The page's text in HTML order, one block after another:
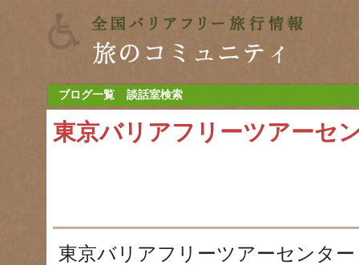
ブログ一覧 談話室検索
東京バリアフリーツアーセ
東京バリアフリーツアーセンタ